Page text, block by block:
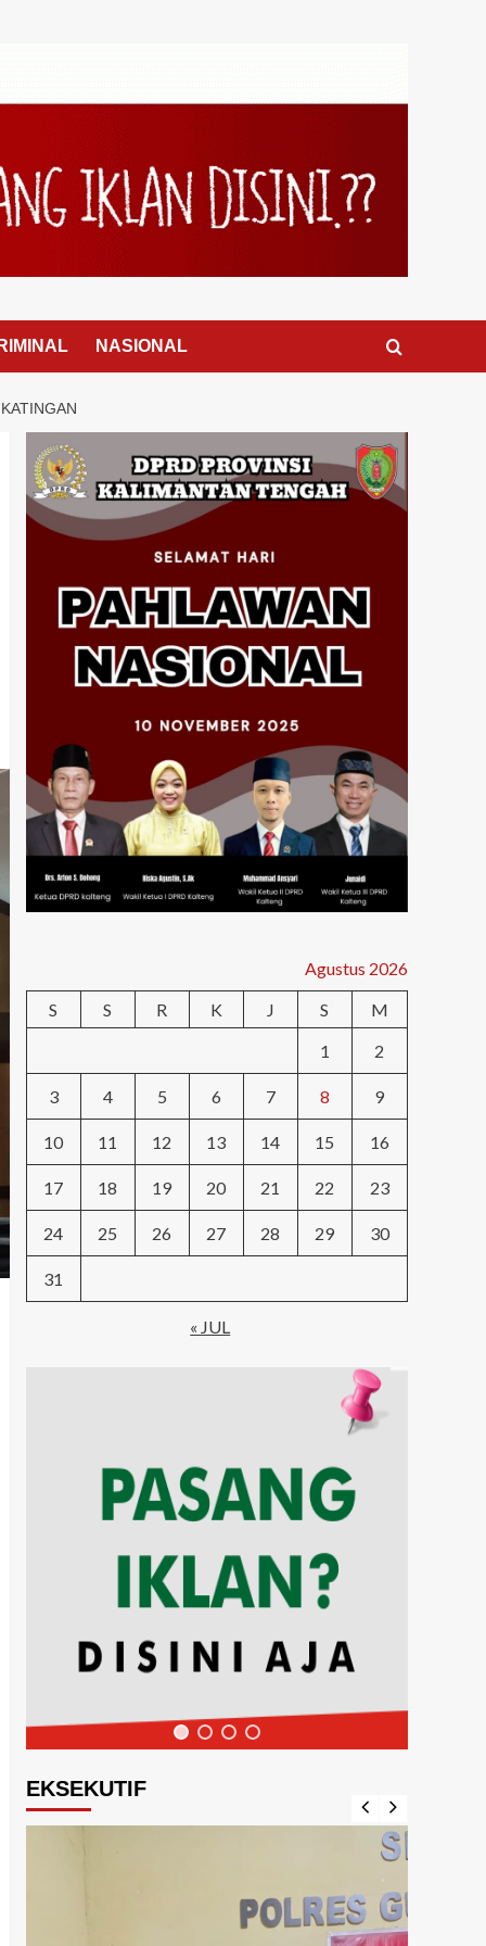
NASIONAL
Agustus 2026
S
S R K J S
M
1
2
3 4 5 6 7 8 9
10 11 12 13 14 15 16
17 18 19 20 21 22 23
24 25 26 27 28 29 30
31
« JUL
EKSEKUTIF